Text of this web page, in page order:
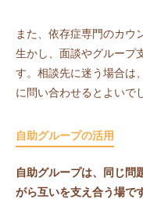
また、依存症専門のカウ
生かし、面談やグループ
す。相談先に迷う場合は
に問い合わせるとよいで
自助グループの活用
自助グループは、同じ問
がら互いを支え合う場で